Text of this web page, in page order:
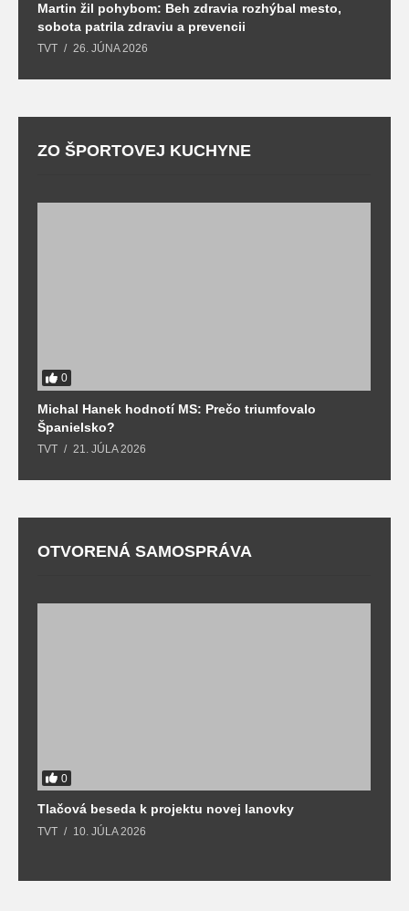
Martin žil pohybom: Beh zdravia rozhýbal mesto,
sobota patrila zdraviu a prevencii
TVT 26. JÚNA 2026
ZO ŠPORTOVEJ KUCHYNE
0
Michal Hanek hodnotí MS: Prečo triumfovalo
Španielsko?
TVT 21. JÚLA 2026
OTVORENÁ SAMOSPRÁVA
0
Tlačová beseda k projektu novej lanovky
TVT 10. JÚLA 2026